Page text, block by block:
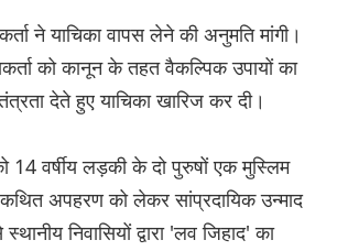
ने याचिका वापस लेने की अनुमति मांगी।
को कानून के तहत वैकल्पिक उपायों का
देते हुए याचिका खारिज कर दी।
14 वर्षीय लड़की के दो पुरुषों एक मुस्लिम
कथित अपहरण को लेकर सांप्रदायिक उन्माद
निवासियों द्वारा 'लव जिहाद' का